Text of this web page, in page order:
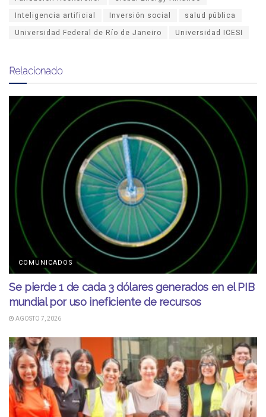
Inteligencia artificial Inversión social salud pública
Universidad Federal de Río de Janeiro Universidad ICESI
Relacionado
COMUNICADOS
Se pierde 1 de cada 3 dólares generados en el PIB
mundial por uso ineficiente de recursos
AGOSTO 7, 2026